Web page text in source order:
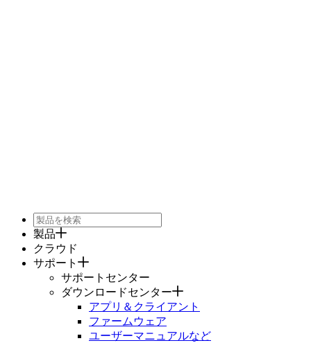
製品
クラウド
サポート
サポートセンター
ダウンロードセンター
アプリ＆クライアント
ファームウェア
ユーザーマニュアルなど